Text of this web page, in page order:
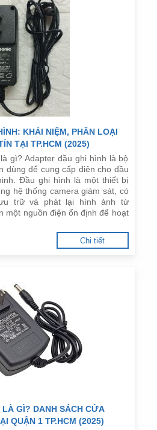
KHÁI NIỆM, PHÂN LOẠI
TẠI TP.HCM (2025)
gì? Adapter đầu ghi hình là bộ
dùng để cung cấp điện cho đầu
Đầu ghi hình là một thiết bị
hệ thống camera giám sát, có
trữ và phát lại hình ảnh từ
một nguồn điện ổn định để hoạt
Chi tiết
LÀ GÌ? DANH SÁCH CỬA
QUẬN 1 TP.HCM (2025)